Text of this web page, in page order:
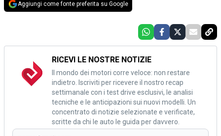
Aggiungi come fonte preferita su Google
RICEVI LE NOSTRE NOTIZIE
Il mondo dei motori corre veloce: non restare
indietro. Iscriviti per ricevere il nostro recap
settimanale con i test drive esclusivi, le analisi
tecniche e le anticipazioni sui nuovi modelli. Un
concentrato di notizie selezionate e verificate,
scritte da chi le auto le guida per davvero.